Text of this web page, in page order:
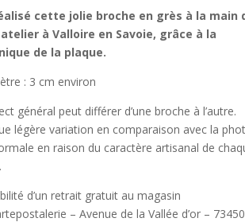
prix :
€9,00
cette jolie broche en grès à la main
à Valloire en Savoie, grâce à la
de la plaque.
: 3 cm environ
général peut différer d’une broche à l’autre.
légère variation en comparaison avec la
en raison du caractère artisanal de
d’un retrait gratuit au magasin
– Avenue de la Vallée d’or – 73450